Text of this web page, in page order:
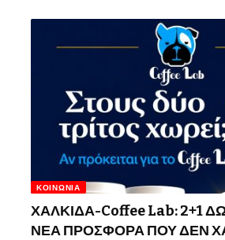
ΚΟΙΝΩΝΊΑ
ΧΑΛΚΙΔΑ-Coffee Lab: 2+1
ΝΕΑ ΠΡΟΣΦΟΡΑ ΠΟΥ ΔΕΝ